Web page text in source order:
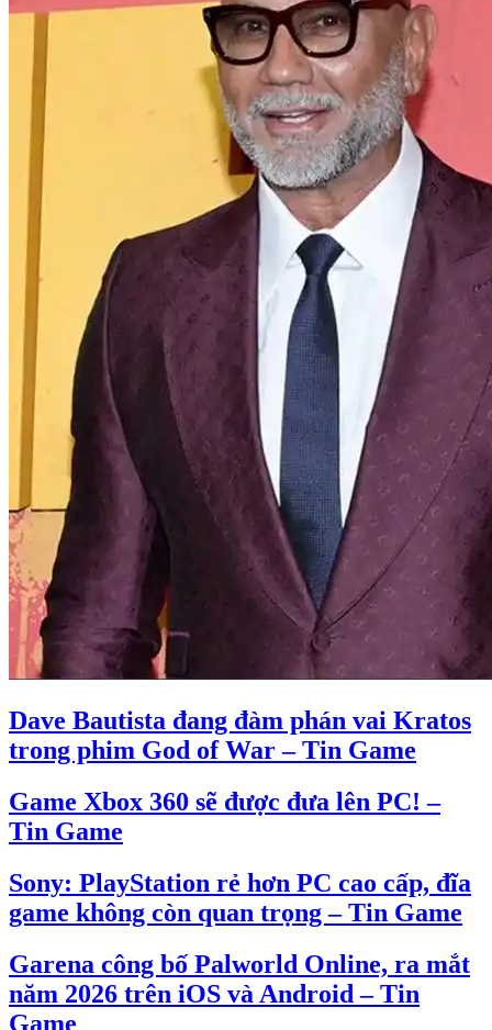
Dave Bautista đang đàm phán vai Kratos
trong phim God of War – Tin Game
Game Xbox 360 sẽ được đưa lên PC! –
Tin Game
Sony: PlayStation rẻ hơn PC cao cấp, đĩa
game không còn quan trọng – Tin Game
Garena công bố Palworld Online, ra mắt
năm 2026 trên iOS và Android – Tin
Game